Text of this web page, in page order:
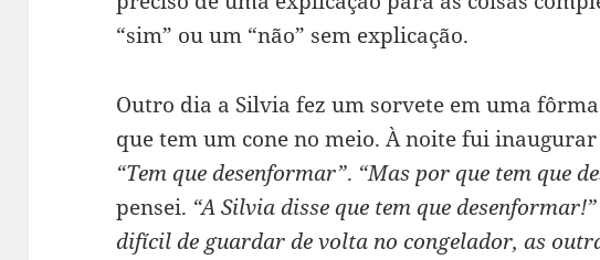
“sim” ou um “não” sem explicação.
Outro dia a Silvia fez um sorvete em uma
que tem um cone no meio. À noite fui inaugurar
“Tem que desenformar”. “Mas por que tem que
pensei. “A Silvia disse que tem que desenformar!”
difícil de guardar de volta no congelador, as